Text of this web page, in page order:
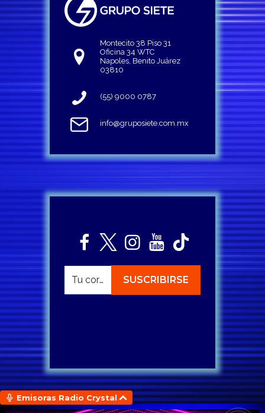
Montecito 38 Piso 31
Oficina 34 WTC
Napoles, Benito Juárez
03810
(55) 9000 0787
info@gruposiete.com.mx
Emisoras Radio Crystal